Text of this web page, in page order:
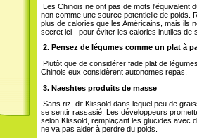
Les Chinois ne ont pas de mots l'équivalent
non comme une source potentielle de poids.
plus de calories que les Américains, mais ils
secret ici - pour éviter les calories inutiles
2. Pensez de légumes comme un plat à
Plutôt que de considérer fade plat de
Chinois eux considèrent autonomes repas.
3. Naeshtes produits de masse
Sans riz, dit Klissold dans lequel peu de
se sentir rassasié. Les développeurs
selon Klissold, remplaçant les glucides avec
ne va pas aider à perdre du poids.